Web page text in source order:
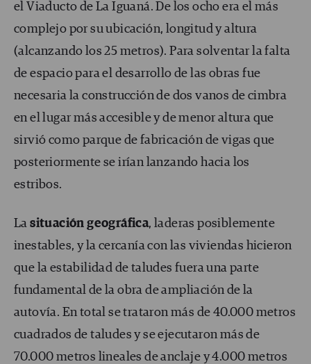
el Viaducto de La Iguaná. De los ocho era el más
complejo por su ubicación, longitud y altura
(alcanzando los 25 metros). Para solventar la falta
de espacio para el desarrollo de las obras fue
necesaria la construcción de dos vanos de cimbra
en el lugar más accesible y de menor altura que
sirvió como parque de fabricación de vigas que
posteriormente se irían lanzando hacia los
estribos.
Lasituación geográfica, laderas posiblemente
inestables, y la cercanía con las viviendas hicieron
que la estabilidad de taludes fuera una parte
fundamental de la obra de ampliación de la
autovía. En total se trataron más de 40.000 metros
cuadrados de taludes y se ejecutaron más de
70.000 metros lineales de anclaje y 4.000 metros